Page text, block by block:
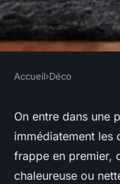
en
décoratives
Accueil›Déco
On entre dans une
immédiatement les
frappe en premier,
chaleureuse ou